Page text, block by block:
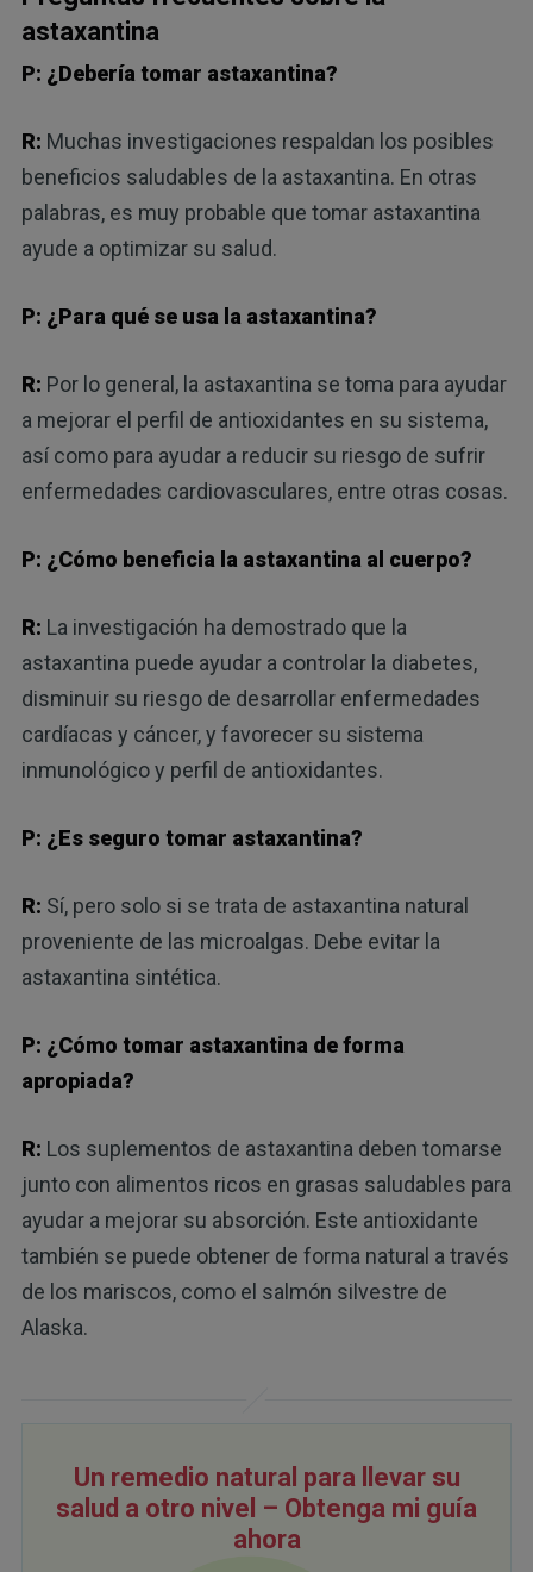
astaxantina
P: ¿Debería tomar astaxantina?
R: Muchas investigaciones respaldan los posibles
beneficios saludables de la astaxantina. En otras
palabras, es muy probable que tomar astaxantina
ayude a optimizar su salud.
P: ¿Para qué se usa la astaxantina?
R: Por lo general, la astaxantina se toma para ayudar
a mejorar el perfil de antioxidantes en su sistema,
así como para ayudar a reducir su riesgo de sufrir
enfermedades cardiovasculares, entre otras cosas.
P: ¿Cómo beneficia la astaxantina al cuerpo?
R: La investigación ha demostrado que la
astaxantina puede ayudar a controlar la diabetes,
disminuir su riesgo de desarrollar enfermedades
cardíacas y cáncer, y favorecer su sistema
inmunológico y perfil de antioxidantes.
P: ¿Es seguro tomar astaxantina?
R: Sí, pero solo si se trata de astaxantina natural
proveniente de las microalgas. Debe evitar la
astaxantina sintética.
P: ¿Cómo tomar astaxantina de forma
apropiada?
R: Los suplementos de astaxantina deben tomarse
junto con alimentos ricos en grasas saludables para
ayudar a mejorar su absorción. Este antioxidante
también se puede obtener de forma natural a través
de los mariscos, como el salmón silvestre de
Alaska.
Un remedio natural para llevar su
salud a otro nivel – Obtenga mi guía
ahora